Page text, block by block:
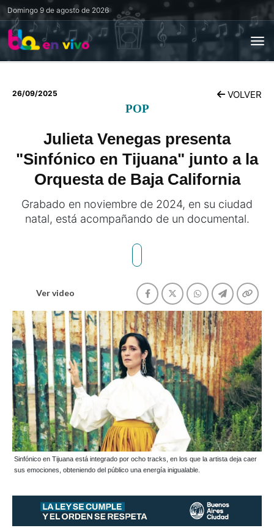
Domingo 9 de agosto de 2026
26/09/2025 VOLVER
POP
Julieta Venegas presenta
"Sinfónico en Tijuana" junto a la
Orquesta de Baja California
Grabado en noviembre de 2024, en su ciudad
natal, está acompañando de un documental.
Ver video
Sinfónico en Tijuana está integrado por ocho tracks, en los que la artista deja caer
sus emociones, obteniendo del público una energía inigualable.